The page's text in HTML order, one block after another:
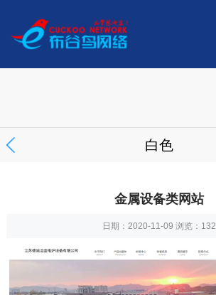
白色
金属设备类网站
日期：2020-11-09 浏览： 132